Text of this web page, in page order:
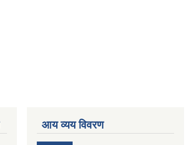
आय व्यय विवरण